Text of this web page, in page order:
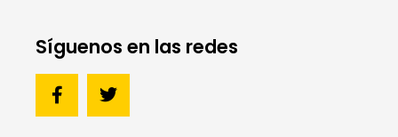
Síguenos en las redes